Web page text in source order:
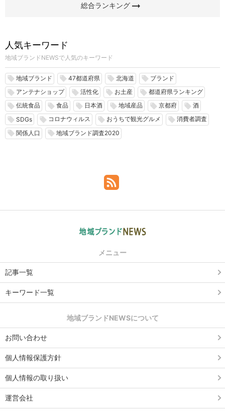
総合ランキングarrow_right_alt
人気キーワード
地域ブランドNEWSで人気のキーワード
local_offer 地域ブランド local_offer 47都道府県 local_offer 北海道 local_offer ブランド
local_offer アンテナショップ local_offer 活性化 local_offer お土産 local_offer 都道府県ランキング
local_offer 伝統食品 local_offer 食品 local_offer 日本酒 local_offer 地域産品 local_offer 京都府 local_offer 酒
local_offer SDGs local_offer コロナウィルス local_offer おうちで観光グルメ local_offer 消費者調査
local_offer 関係人口 local_offer 地域ブランド調査2020
メニュー
記事一覧
キーワード一覧
地域ブランドNEWSについて
お問い合わせ
個人情報保護方針
個人情報の取り扱い
運営会社